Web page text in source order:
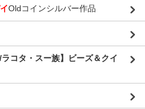
Oldコインシルバー作品
コタ・スー族】ビーズ＆クイ